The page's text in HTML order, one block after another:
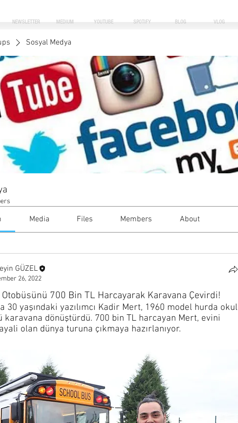
NEWSLETTER MEDIUM YOUTUBE SPOTIFY BLOG VLOG
Sosyal Medya
Media Files Members About
GÜZEL
26, 2022
700 Bin TL Harcayarak Karavana Çevirdi!
30 yaşındaki yazılımcı Kadir Mert, 1960 model hurda okul
karavana dönüştürdü. 700 bin TL harcayan Mert, evini
olan dünya turuna çıkmaya hazırlanıyor.